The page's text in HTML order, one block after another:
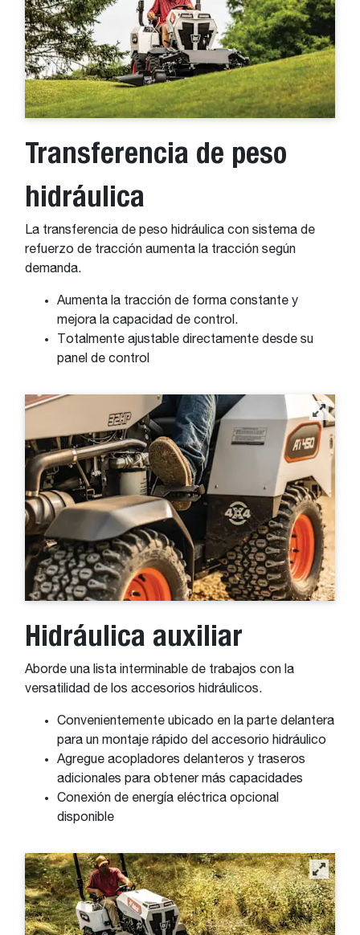
Transferencia de peso
hidráulica
La transferencia de peso hidráulica con sistema de
refuerzo de tracción aumenta la tracción según
demanda.
Aumenta la tracción de forma constante y
mejora la capacidad de control.
Totalmente ajustable directamente desde su
panel de control
Hidráulica auxiliar
Aborde una lista interminable de trabajos con la
versatilidad de los accesorios hidráulicos.
Convenientemente ubicado en la parte delantera
para un montaje rápido del accesorio hidráulico
Agregue acopladores delanteros y traseros
adicionales para obtener más capacidades
Conexión de energía eléctrica opcional
disponible